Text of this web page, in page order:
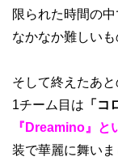
限られた時間の
なかなか難しいも
そして終えたあと
1チーム目は 「コ
『Dreamino』と
装で華麗に舞いま